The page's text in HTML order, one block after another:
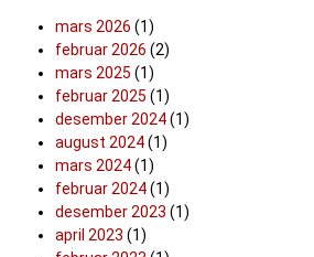
mars 2026 (1)
februar 2026 (2)
mars 2025 (1)
februar 2025 (1)
desember 2024(1)
august 2024(1)
mars 2024(1)
februar 2024(1)
desember 2023 (1)
april 2023 (1)